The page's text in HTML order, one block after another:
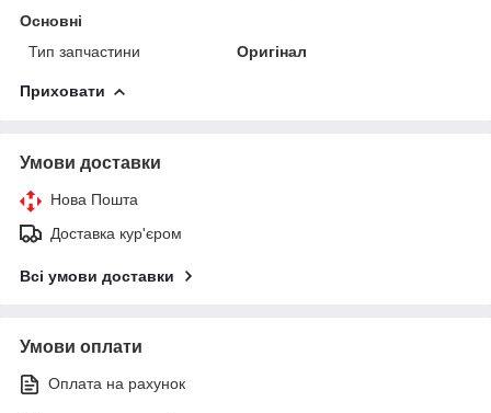
Основні
Тип запчастини
Оригінал
Приховати
Умови доставки
Нова Пошта
Доставка кур'єром
Всі умови доставки
Умови оплати
Оплата на рахунок